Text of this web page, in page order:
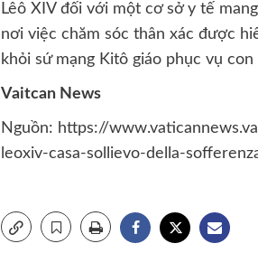
Lêô XIV đối với một cơ sở y tế
nơi việc chăm sóc thân xác được
khỏi sứ mạng Kitô giáo phục vụ
Vaitcan News
Nguồn: https://
leoxiv-casa-sollievo-della-